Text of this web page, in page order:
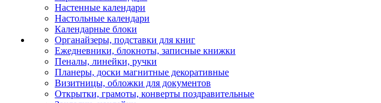
Настенные календари
Настольные календари
Календарные блоки
Органайзеры, подставки для книг
Ежедневники, блокноты, записные книжки
Пеналы, линейки, ручки
Планеры, доски магнитные декоративные
Визитницы, обложки для документов
Открытки, грамоты, конверты поздравительные